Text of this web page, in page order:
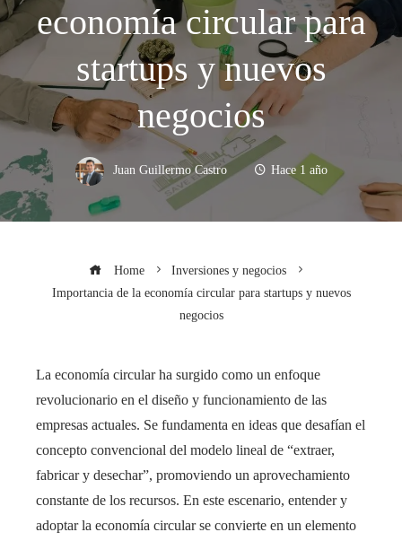
economía circular para
startups y nuevos
negocios
Juan Guillermo Castro Hace 1 año
Home
Inversiones y negocios
Importancia de la economía circular para startups y nuevos
negocios
La economía circular ha surgido como un enfoque
revolucionario en el diseño y funcionamiento de las
empresas actuales. Se fundamenta en ideas que desafían el
concepto convencional del modelo lineal de “extraer,
fabricar y desechar”, promoviendo un aprovechamiento
constante de los recursos. En este escenario, entender y
adoptar la economía circular se convierte en un elemento